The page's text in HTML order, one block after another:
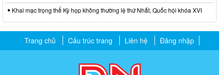
Khai mạc trọng thể Kỳ họp không thường lệ thứ Nhất, Quốc hội khóa XVI
Trang chủ Cấu trúc trang Liên hệ Đăng nhập